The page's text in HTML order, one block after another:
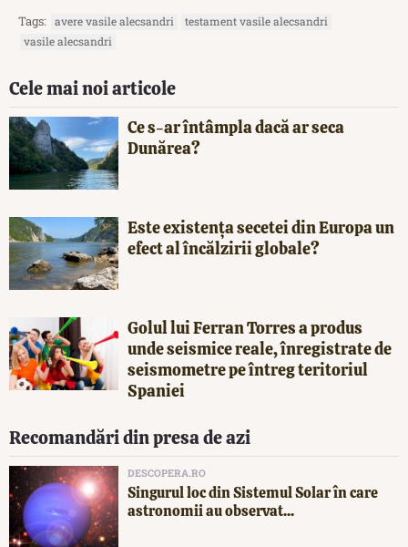
Tags: avere vasile alecsandri
testament vasile alecsandri
vasile alecsandri
Cele mai noi articole
Ce s-ar întâmpla dacă ar seca
Dunărea?
Este existența secetei din Europa un
efect al încălzirii globale?
Golul lui Ferran Torres a produs
unde seismice reale, înregistrate de
seismometre pe întreg teritoriul
Spaniei
Recomandări din presa de azi
DESCOPERA.RO
Singurul loc din Sistemul Solar în care
astronomii au observat...